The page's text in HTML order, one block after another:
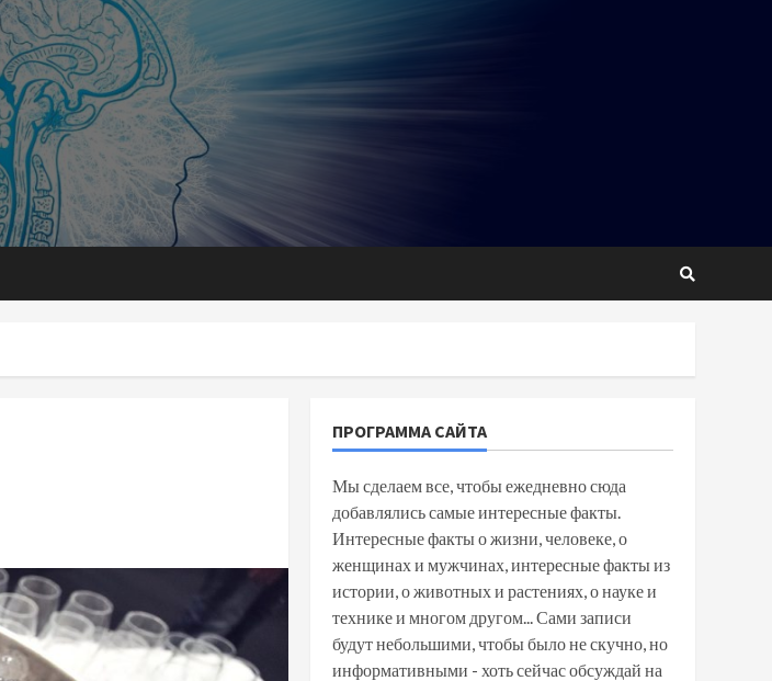
ПРОГРАММА САЙТА
Мы сделаем все, чтобы ежедневно сюда
добавлялись самые интересные факты.
Интересные факты о жизни, человеке, о
женщинах и мужчинах, интересные факты из
истории, о животных и растениях, о науке и
технике и многом другом... Сами записи
будут небольшими, чтобы было не скучно, но
информативными - хоть сейчас обсуждай на